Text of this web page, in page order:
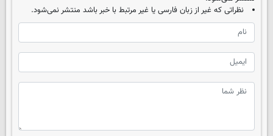
نظراتی که غیر از زبان فارسی یا غیر مرتبط با خبر باشد منتشر نمی‌شود.